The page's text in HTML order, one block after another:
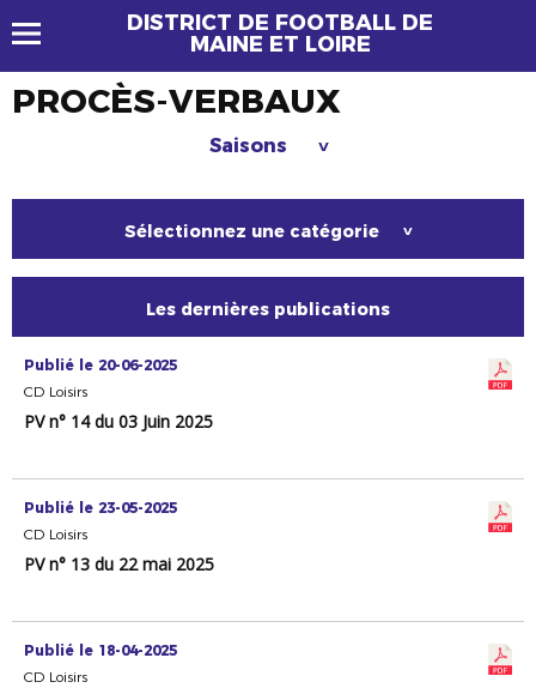
DISTRICT DE FOOTBALL DE
MAINE ET LOIRE
PROCÈS-VERBAUX
Saisons >
Sélectionnez une catégorie >
Les dernières publications
Publié le 20-06-2025
CD Loisirs
PV n° 14 du 03 Juin 2025
Publié le 23-05-2025
CD Loisirs
PV n° 13 du 22 mai 2025
Publié le 18-04-2025
CD Loisirs